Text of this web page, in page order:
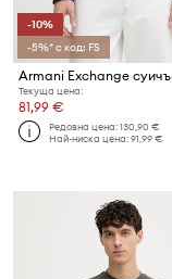
-10%
-5%* с код: FS
Текуща цена:
81,99 €
Редовна цена:130,90 €
Най-ниска цена:91,99 €